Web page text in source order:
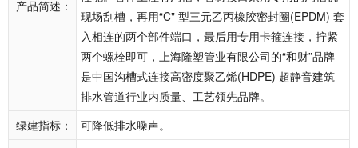
产品简述：
现场刮槽，再用“C" 型三元乙丙橡胶密封圈(EPDM) 套
入相连的两个部件端口，最后用专用卡箍连接，拧紧
两个螺栓即可，上海隆塑管业有限公司的“和财”品牌
是中国沟槽式连接高密度聚乙烯(HDPE) 超静音建筑
排水管道行业内质量、工艺领先品牌。
绿建指标：
可降低排水噪声。